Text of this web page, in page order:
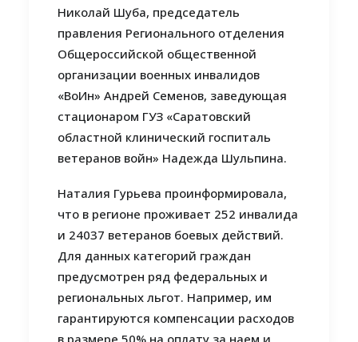
Николай Шуба, председатель
правления Регионального отделения
Общероссийской общественной
организации военных инвалидов
«ВоИн» Андрей Семенов, заведующая
стационаром ГУЗ «Саратовский
областной клинический госпиталь
ветеранов войн» Надежда Шульпина.
Наталия Гурьева проинформировала,
что в регионе проживает 252 инвалида
и 24037 ветеранов боевых действий.
Для данных категорий граждан
предусмотрен ряд федеральных и
региональных льгот. Например, им
гарантируются компенсации расходов
в размере 50% на оплату за наем и